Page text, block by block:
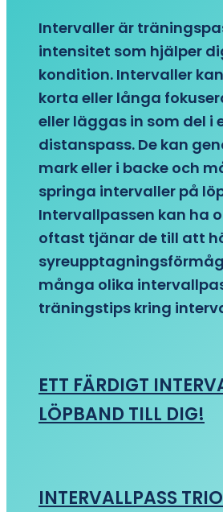
Intervaller är
intensitet som hjälper
kondition. Intervaller
korta eller långa
eller läggas in som del i
distanspass. De kan
mark eller i backe och
springa intervaller på
Intervallpassen kan ha
oftast tjänar de till att
många olika
träningstips kring
ETT FÄRDIGT
LÖPBAND TILL DIG!
INTERVALLPASS